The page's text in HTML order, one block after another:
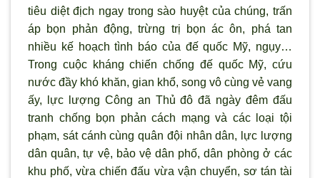
tiêu diệt địch ngay trong sào huyệt của chúng, trấn
áp bọn phản động, trừng trị bọn ác ôn, phá tan
nhiều kế hoạch tình báo của đế quốc Mỹ, ngụy…
Trong cuộc kháng chiến chống đế quốc Mỹ, cứu
nước đầy khó khăn, gian khổ, song vô cùng vẻ vang
ấy, lực l ượng Công an Thủ đô đã ngày đêm đấu
tranh chống bọn phản cách mạng và các loại tội
phạm, sát cánh cùng quân đội nhân dân, lực lượng
dân quân, tự vệ, bảo vệ dân phố, dân phòng ở các
khu phố, vừa chiến đấu vừa vận chuyển, sơ tán tài